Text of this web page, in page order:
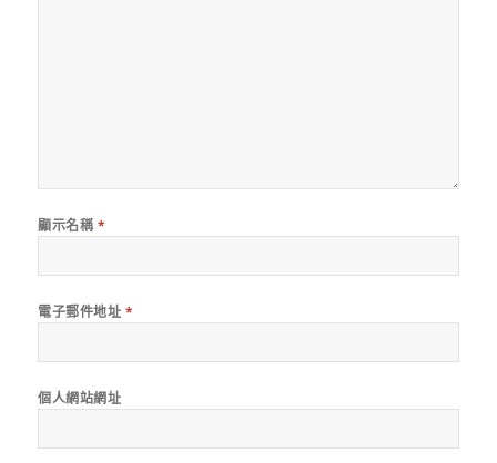
顯示名稱 *
電子郵件地址 *
個人網站網址